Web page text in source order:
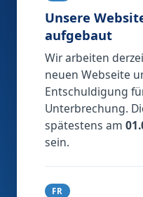
Unsere
aufgebaut
Wir arbeiten
neuen Webseite
Entschuldigung
Unterbrechung.
spätestens am
sein.
FR